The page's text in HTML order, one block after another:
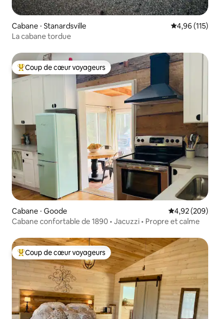
Cabane ⋅ Stanardsville Évaluation
4,96 (115)
La cabane tordue
Coups de cœur voyageurs les plus appréciés
Coup de cœur voyageurs
Cabane ⋅ Goode Évaluation
4,92 (209)
Cabane confortable de 1890 • Jacuzzi • Propre et calme
Coups de cœur voyageurs les plus appréciés
Coup de cœur voyageurs